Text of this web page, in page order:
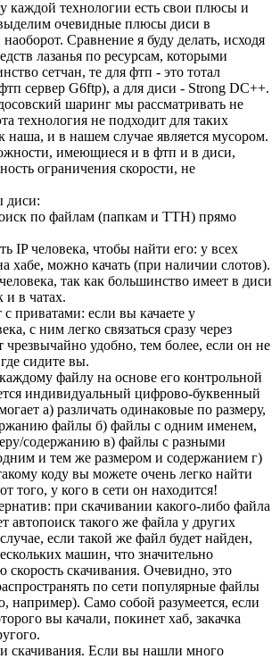
каждой технологии есть свои плюсы и
очевидные плюсы диси в
Сравнение я буду делать, исходя
лазанья по ресурсам, которыми
сетчан, те для фтп - это тотал
сервер G6ftp), а для диси - Strong DC++.
шаринг мы рассматривать не
технология не подходит для таких
наша, и в нашем случае является мусором.
имеющиеся и в фтп и в диси,
ограничения скорости, не
диси:
по файлам (папкам и ТТН) прямо
IP человека, чтобы найти его: у всех
хабе, можно качать (при наличии слотов).
так как большинство имеет в диси
и в чатах.
приватами: если вы качаете у
с ним легко связаться сразу через
чрезвычайно удобно, тем более, если он не
сидите вы.
файлу на основе его контрольной
индивидуальный цифрово-буквенный
а) различать одинаковые по размеру,
файлы б) файлы с одним именем,
содержанию в) файлы с разными
и тем же размером и содержанием г)
коду вы можете очень легко найти
того, у кого в сети он находится!
при скачивании какого-либо файла
автопоиск такого же файла у других
если такой же файл будет найден,
машин, что значительно
скорость скачивания. Очевидно, это
по сети популярные файлы
например). Само собой разумеется, если
вы качали, покинет хаб, закачка
скачивания. Если вы нашли много